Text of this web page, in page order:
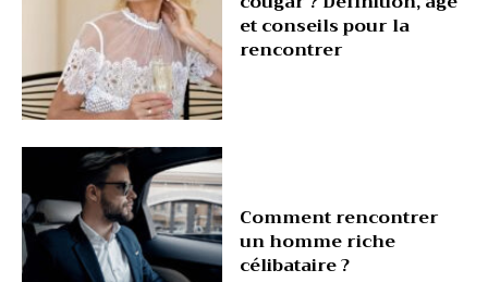
et conseils pour la
rencontrer
Comment rencontrer
un homme riche
célibataire ?